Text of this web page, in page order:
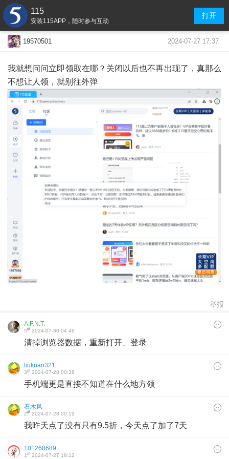
115
安装115APP，随时参与互动
打开
19570501 2024-07-27 17:37
我就想问问立即领取在哪？关闭以后也不再出现了，真那么
不想让人领，就别往外弹
举报
A.F.N.T.
5# 2024-07-30 04:46
清掉浏览器数据，重新打开、登录
liukuan321
3# 2024-07-28 00:38
手机端更是直接不知道在什么地方领
石木风
2# 2024-07-28 00:19
我昨天点了没有只有9.5折，今天点了加了7天
101268689
1# 2024-07-27 19:12